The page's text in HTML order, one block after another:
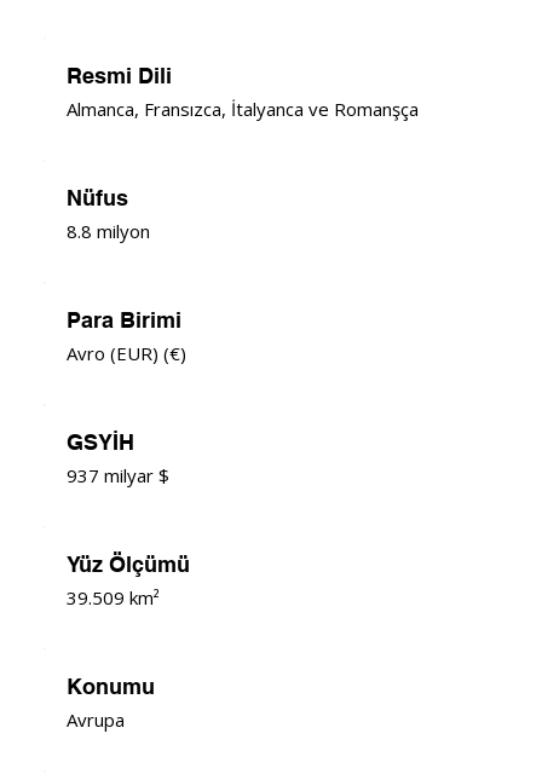
Konumu
Avrupa
Yüz Ölçümü
39.509 km²
GSYİH
937 milyar $
Para Birimi
Avro (EUR) (€)
Nüfus
8.8 milyon
Resmi Dili
Almanca, Fransızca, İtalyanca ve Romanşça